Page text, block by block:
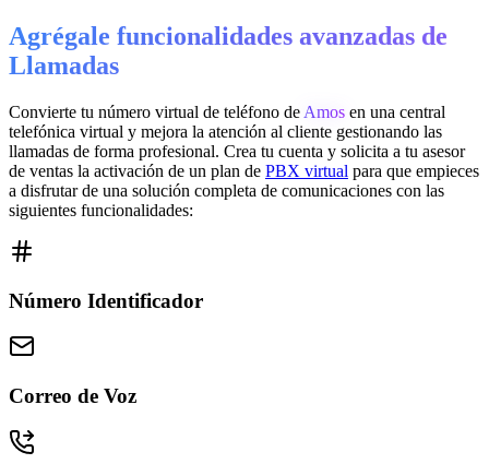
Agrégale funcionalidades avanzadas de
Llamadas
Convierte tu número virtual de teléfono de Amos en una central
telefónica virtual y mejora la atención al cliente gestionando las
llamadas de forma profesional. Crea tu cuenta y solicita a tu asesor
de ventas la activación de un plan de PBX virtual para que empieces
a disfrutar de una solución completa de comunicaciones con las
siguientes funcionalidades:
Número Identificador
Correo de Voz